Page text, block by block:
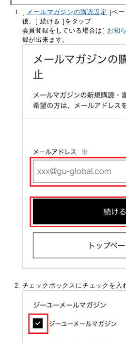
[ メールマガジンの購読設定 ]ペー
後、[ 続ける ]をタップ
会員登録をしている場合は[ お知
録が出来ます。
チェックボックスにチェックを